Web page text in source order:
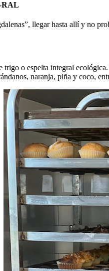
RAL
llegar hasta allí y no
trigo o espelta integral
naranja, piña y coco,